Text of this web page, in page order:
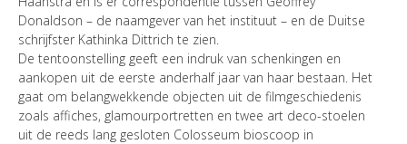
Donaldson – de naamgever van het instituut – en de Duitse
schrijfster Kathinka Dittrich te zien.
De tentoonstelling geeft een indruk van schenkingen en
aankopen uit de eerste anderhalf jaar van haar bestaan. Het
gaat om belangwekkende objecten uit de filmgeschiedenis
zoals affiches, glamourportretten en twee art deco-stoelen
uit de reeds lang gesloten Colosseum bioscoop in